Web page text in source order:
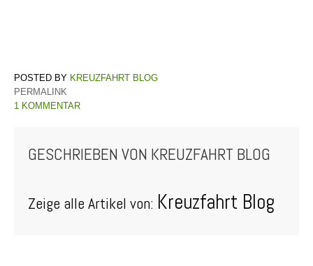
KREUZFAHRT BLOG
PERMALINK
1 KOMMENTAR
GESCHRIEBEN VON KREUZFAHRT BLOG
Zeige alle Artikel von: Kreuzfahrt Blog